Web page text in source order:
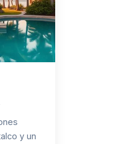
y un